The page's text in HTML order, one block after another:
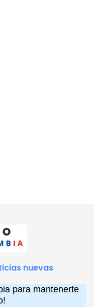
nuevas
para mantenerte